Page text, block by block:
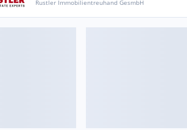
Rustler Immobilientreuhand GesmbH